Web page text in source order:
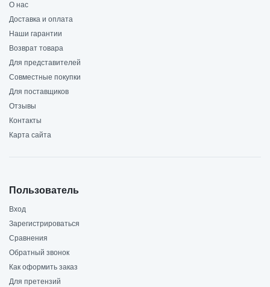
О нас
Доставка и оплата
Наши гарантии
Возврат товара
Для представителей
Совместные покупки
Для поставщиков
Отзывы
Контакты
Карта сайта
Пользователь
Вход
Зарегистрироваться
Сравнения
Обратный звонок
Как оформить заказ
Для претензий